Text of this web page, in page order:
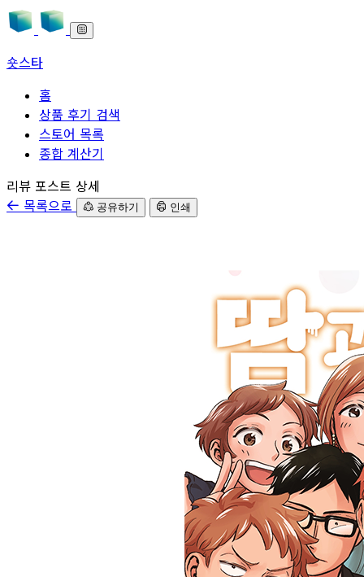
숏스타
홈
상품 후기 검색
스토어 목록
종합 계산기
본문으로 바로가기
리뷰 포스트 상세
목록으로
공유하기 인쇄